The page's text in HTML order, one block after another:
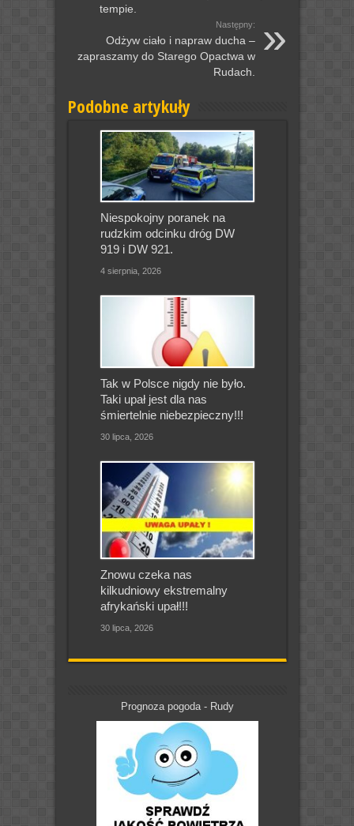
tempie.
Następny:
Odżyw ciało i napraw ducha –
zapraszamy do Starego Opactwa w
Rudach.
Podobne artykuły
Niespokojny poranek na
rudzkim odcinku dróg DW
919 i DW 921.
4 sierpnia, 2026
Tak w Polsce nigdy nie było.
Taki upał jest dla nas
śmiertelnie niebezpieczny!!!
30 lipca, 2026
Znowu czeka nas
kilkudniowy ekstremalny
afrykański upał!!!
30 lipca, 2026
Prognoza pogoda - Rudy